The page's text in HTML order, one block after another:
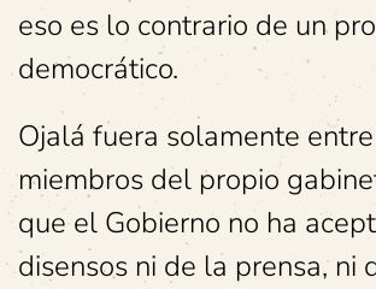
eso es lo contrario de un
democrático.
Ojalá fuera solamente
miembros del propio
que el Gobierno no ha
disensos ni de la prensa, ni